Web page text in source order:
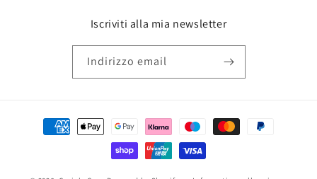
Iscriviti alla mia newsletter
Indirizzo email
Metodi